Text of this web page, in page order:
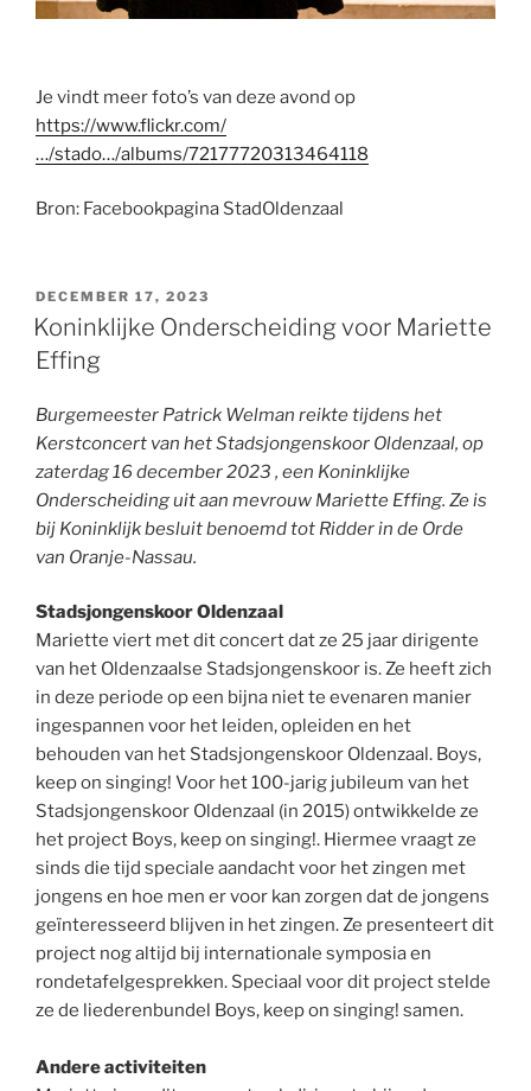
Je vindt meer foto’s van deze avond op
https://www.flickr.com/
…/stado…/albums/72177720313464118
Bron: Facebookpagina StadOldenzaal
GEPLAATST
OP
DECEMBER 17, 2023
Koninklijke Onderscheiding voor Mariette
Effing
Burgemeester Patrick Welman reikte tijdens het
Kerstconcert van het Stadsjongenskoor Oldenzaal, op
zaterdag 16 december 2023 , een Koninklijke
Onderscheiding uit aan mevrouw Mariette Effing. Ze is
bij Koninklijk besluit benoemd tot Ridder in de Orde
van Oranje-Nassau.
Stadsjongenskoor Oldenzaal
Mariette viert met dit concert dat ze 25 jaar dirigente
van het Oldenzaalse Stadsjongenskoor is. Ze heeft zich
in deze periode op een bijna niet te evenaren manier
ingespannen voor het leiden, opleiden en het
behouden van het Stadsjongenskoor Oldenzaal. Boys,
keep on singing! Voor het 100-jarig jubileum van het
Stadsjongenskoor Oldenzaal (in 2015) ontwikkelde ze
het project Boys, keep on singing!. Hiermee vraagt ze
sinds die tijd speciale aandacht voor het zingen met
jongens en hoe men er voor kan zorgen dat de jongens
geïnteresseerd blijven in het zingen. Ze presenteert dit
project nog altijd bij internationale symposia en
rondetafelgesprekken. Speciaal voor dit project stelde
ze de liederenbundel Boys, keep on singing! samen.
Andere activiteiten